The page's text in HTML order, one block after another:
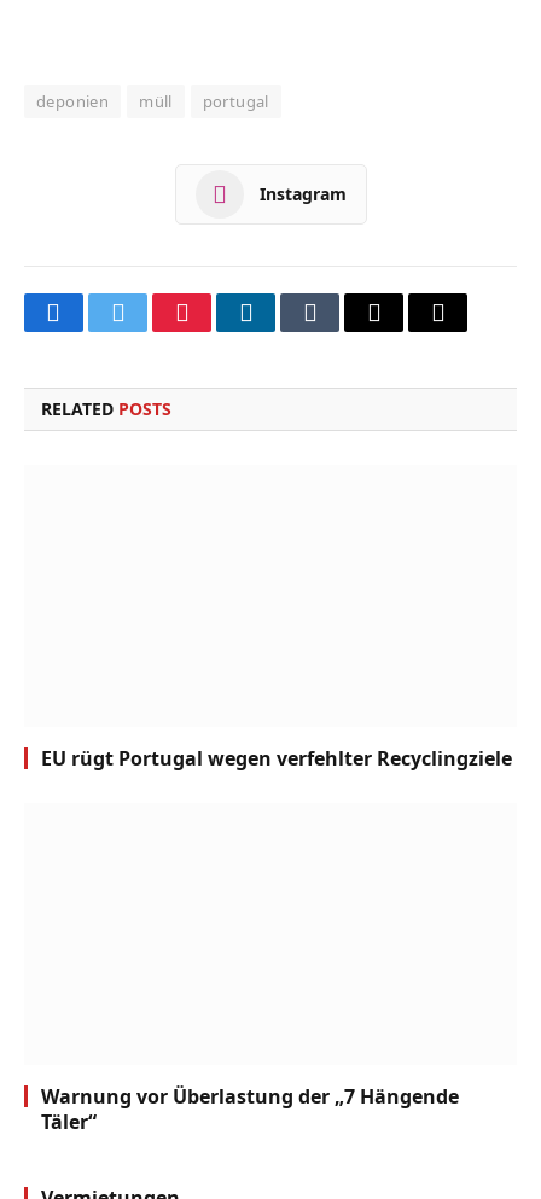
deponien müll portugal
Instagram
FacebookTwitterPinterestLinkedInTumblrEmail
Copy
RELATED POSTS
EU rügt Portugal wegen verfehlter Recyclingziele
Warnung vor Überlastung der „7 Hängende
Täler“